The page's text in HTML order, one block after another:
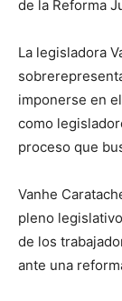
de la Reforma
La legisladora
imponerse en
como
proceso que
Vanhe
pleno
de los
ante una